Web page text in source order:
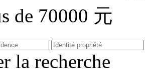
de 70000 元
la recherche